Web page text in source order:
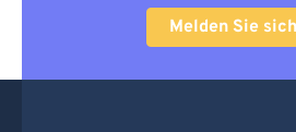
Melden Sie